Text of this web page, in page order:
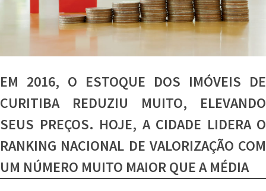
EM 2016, O ESTOQUE DOS IMÓVEIS DE
CURITIBA REDUZIU MUITO, ELEVANDO
SEUS PREÇOS. HOJE, A CIDADE LIDERA O
RANKING NACIONAL DE VALORIZAÇÃO COM
UM NÚMERO MUITO MAIOR QUE A MÉDIA